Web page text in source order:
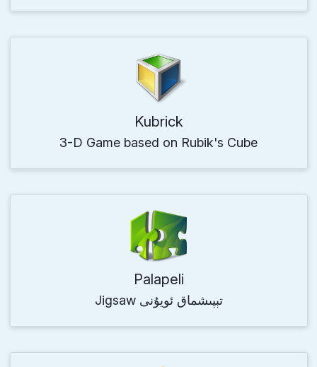
Kubrick
3-D Game based on Rubik's Cube
Palapeli
Jigsaw تېپىشماق ئويۇنى